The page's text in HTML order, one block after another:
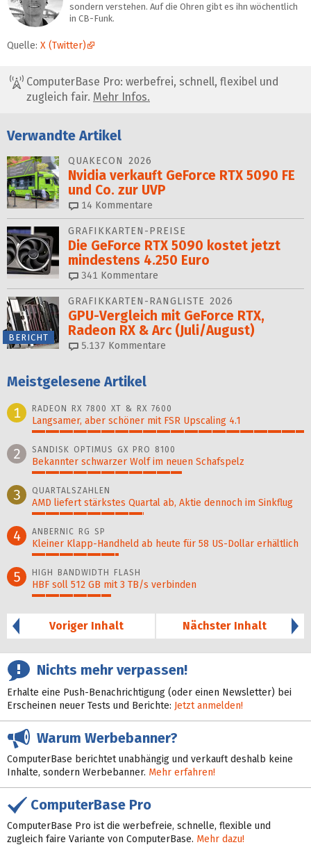
sondern verstehen. Auf die Ohren gibt es ihn wöchentlich
in CB-Funk.
Quelle: X (Twitter)
ComputerBase Pro: werbefrei, schnell, flexibel und
zugleich fair. Mehr Infos.
Verwandte Artikel
QUAKECON 2026
Nvidia verkauft GeForce RTX 5090 FE
und Co. zur UVP
14 Kommentare
GRAFIKKARTEN-PREISE
Die GeForce RTX 5090 kostet jetzt
mindestens 4.250 Euro
341 Kommentare
BERICHT
GRAFIKKARTEN-RANGLISTE 2026
GPU-Vergleich mit GeForce RTX,
Radeon RX & Arc (Juli/August)
5.137 Kommentare
Meistgelesene Artikel
1
RADEON RX 7800 XT & RX 7600
Langsamer, aber schöner mit FSR Upscaling 4.1
2 SANDISK OPTIMUS GX PRO 8100
Bekannter schwarzer Wolf im neuen Schafspelz
3 QUARTALSZAHLEN
AMD liefert stärkstes Quartal ab, Aktie dennoch im Sinkflug
4 ANBERNIC RG SP
Kleiner Klapp-Hand­held ab heute für 58 US-Dollar er­hält­lich
5 HIGH BANDWIDTH FLASH
HBF soll 512 GB mit 3 TB/s verbinden
Voriger Inhalt
Nächster Inhalt
Nichts mehr verpassen!
Erhalte eine Push-Benachrichtigung (oder einen Newsletter) bei
Erscheinen neuer Tests und Berichte: Jetzt anmelden!
Warum Werbebanner?
ComputerBase berichtet unabhängig und verkauft deshalb keine
Inhalte, sondern Werbebanner. Mehr erfahren!
ComputerBase Pro
ComputerBase Pro ist die werbefreie, schnelle, flexible und
zugleich faire Variante von ComputerBase. Mehr dazu!